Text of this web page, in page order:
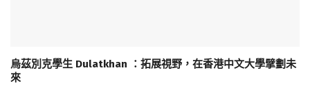
烏茲別克學生 Dulatkhan ：拓展視野，在香港中文大學擘劃未
來